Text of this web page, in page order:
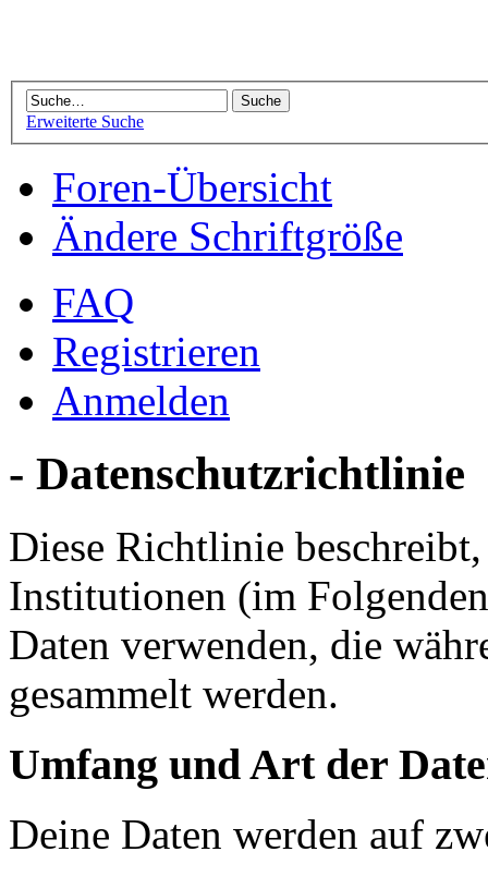
Erweiterte Suche
Foren-Übersicht
Ändere Schriftgröße
FAQ
Registrieren
Anmelden
- Datenschutzrichtlinie
Diese Richtlinie
Institutionen (im
Daten verwenden, die
gesammelt werden.
Umfang und Art der
Deine Daten werden auf